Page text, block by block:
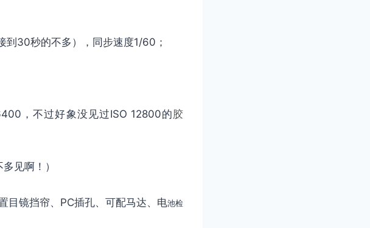
30秒的不多），同步速度1/60；
，不过好象没见过ISO 12800的胶
见啊！）
目镜挡帘、PC插孔、可配马达、电池检